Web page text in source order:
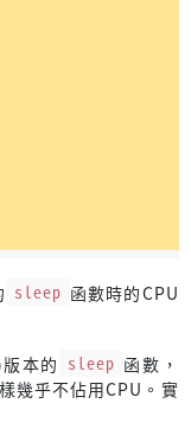
sleep 函數時的CPU
本的 sleep 函數，
幾乎不佔用CPU。實